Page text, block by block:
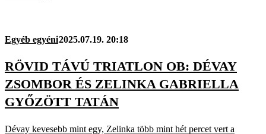
Egyéb egyéni2025.07.19. 20:18
RÖVID TÁVÚ TRIATLON OB: DÉVAY
ZSOMBOR ÉS ZELINKA GABRIELLA
GYŐZÖTT TATÁN
Dévay kevesebb mint egy, Zelinka több mint hét percet vert a